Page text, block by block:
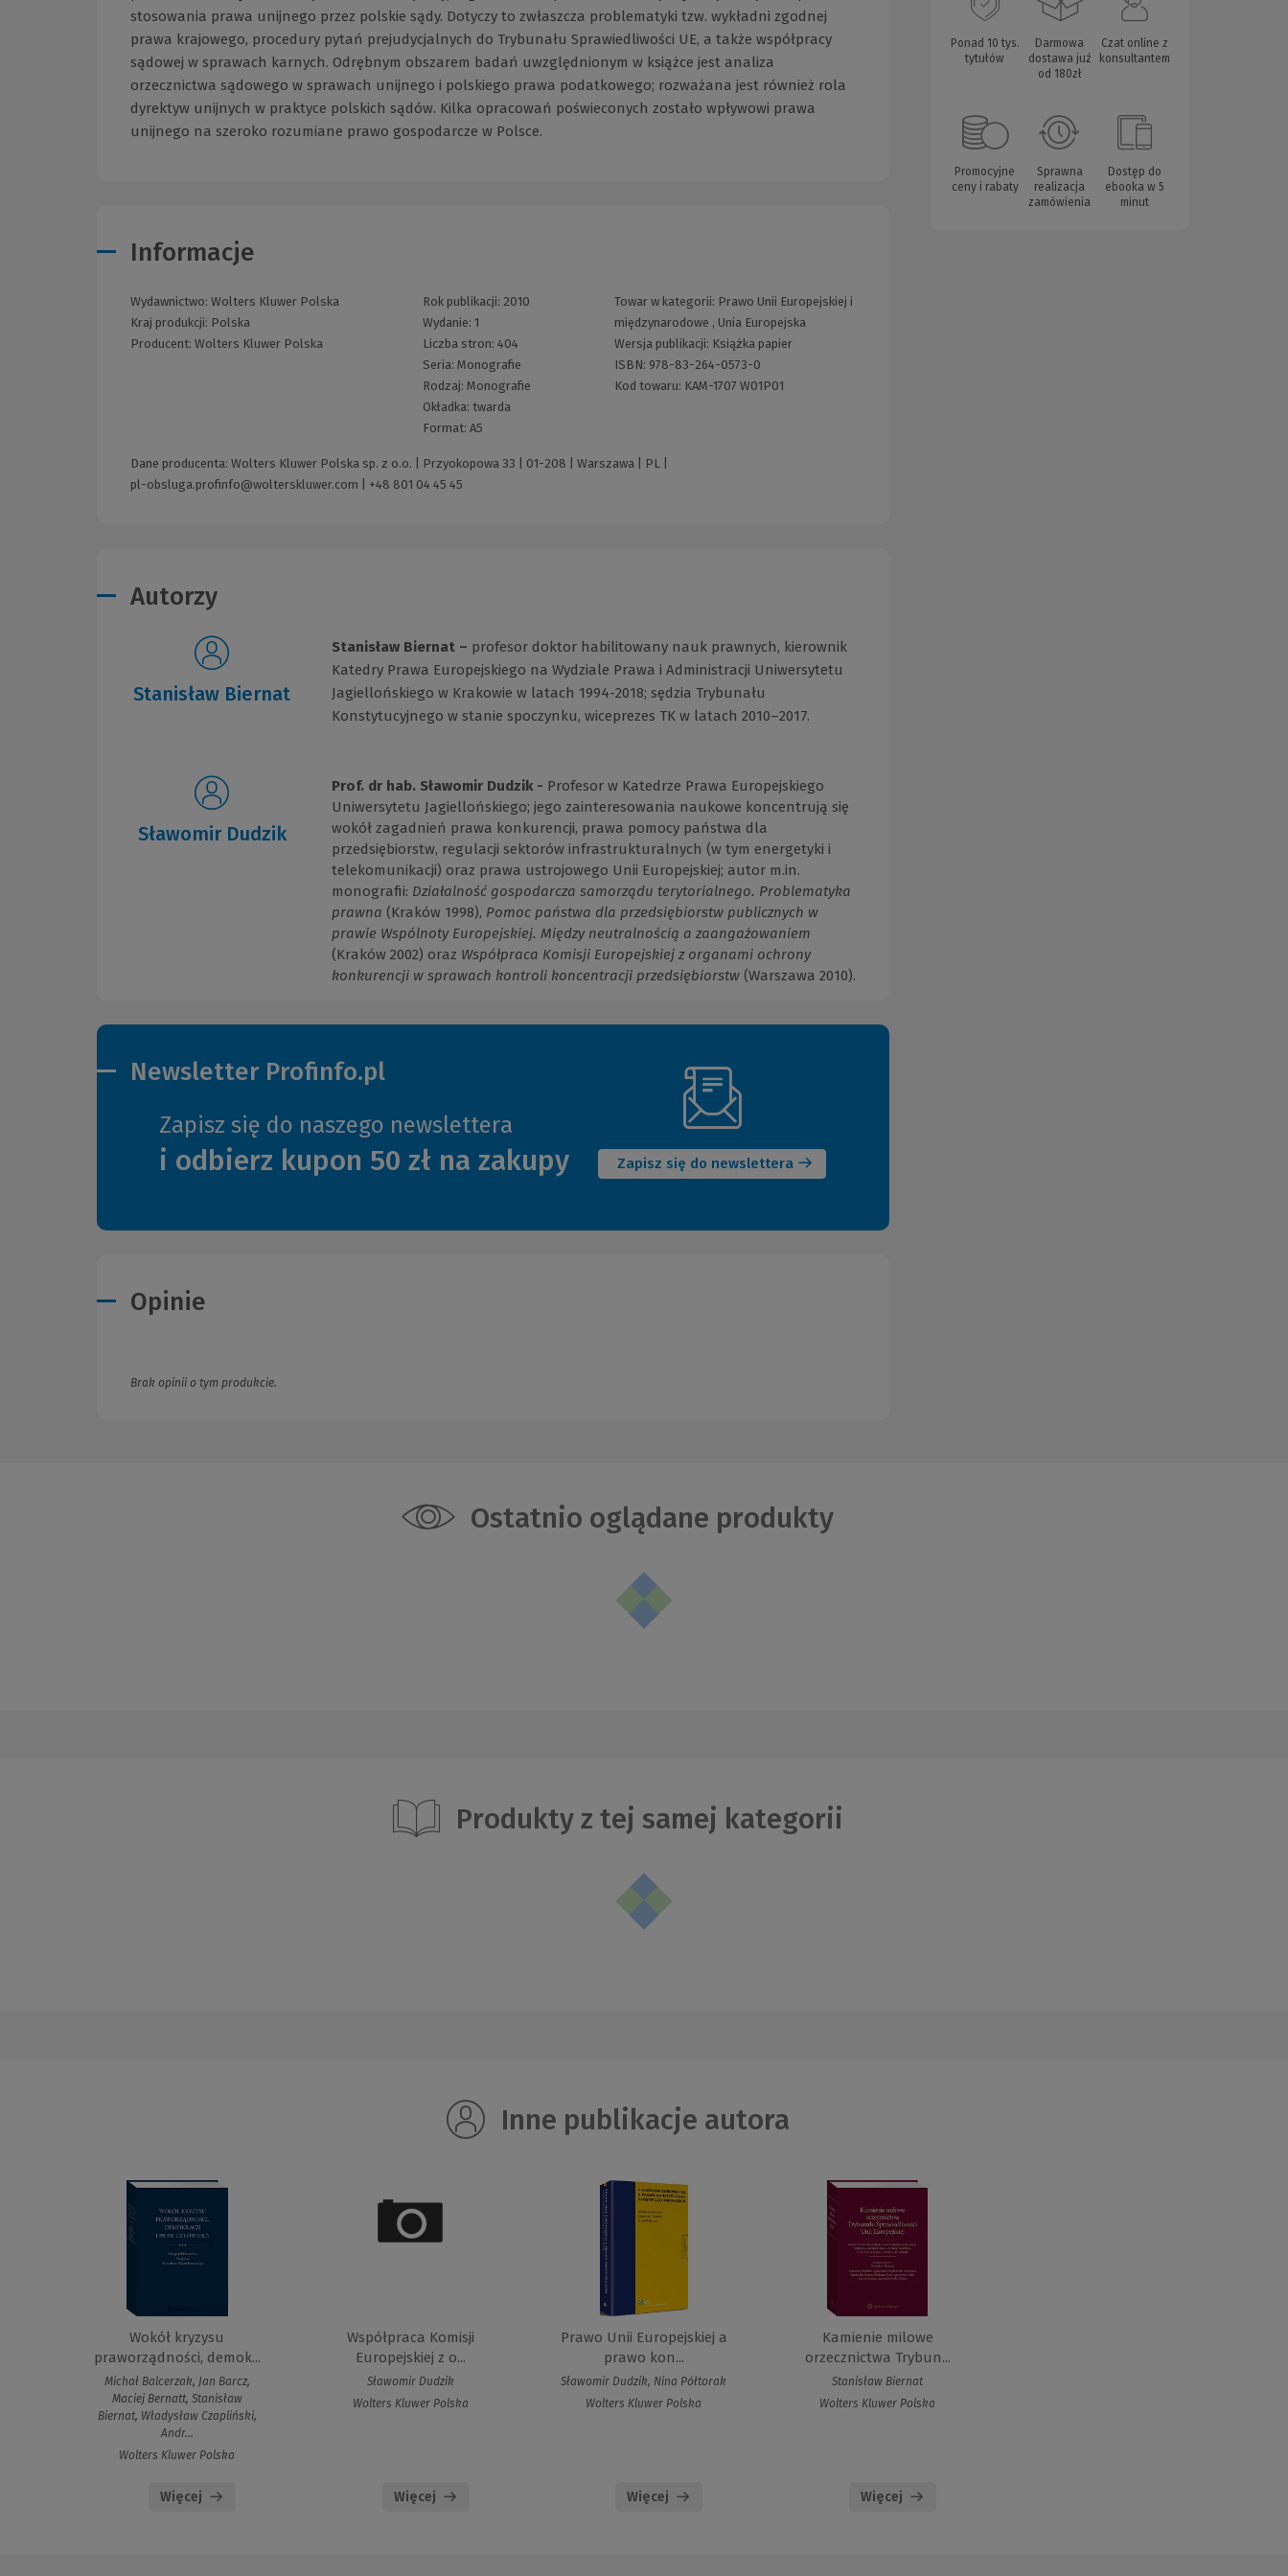
stosowania prawa unijnego przez polskie sądy. Dotyczy to zwłaszcza problematyki tzw. wykładni zgodnej
prawa krajowego, procedury pytań prejudycjalnych do Trybunału Sprawiedliwości UE, a także współpracy
sądowej w sprawach karnych. Odrębnym obszarem badań uwzględnionym w książce jest analiza
orzecznictwa sądowego w sprawach unijnego i polskiego prawa podatkowego; rozważana jest również rola
dyrektyw unijnych w praktyce polskich sądów. Kilka opracowań poświeconych zostało wpływowi prawa
unijnego na szeroko rozumiane prawo gospodarcze w Polsce.
Informacje
Wydawnictwo: Wolters Kluwer Polska
Kraj produkcji: Polska
Producent: Wolters Kluwer Polska
Rok publikacji: 2010
Wydanie: 1
Liczba stron: 404
Seria: Monografie
Rodzaj: Monografie
Okładka: twarda
Format: A5
Towar w kategorii: Prawo Unii Europejskiej i
międzynarodowe , Unia Europejska
Wersja publikacji: Książka papier
ISBN: 978-83-264-0573-0
Kod towaru: KAM-1707 W01P01
Dane producenta: Wolters Kluwer Polska sp. z o.o. | Przyokopowa 33 | 01-208 | Warszawa | PL |
pl-obsluga.profinfo@wolterskluwer.com
+48 801 04 45 45
Autorzy
Stanisław Biernat
Stanisław Biernat – profesor doktor habilitowany nauk prawnych, kierownik
Katedry Prawa Europejskiego na Wydziale Prawa i Administracji Uniwersytetu
Jagiellońskiego w Krakowie w latach 1994-2018; sędzia Trybunału
Konstytucyjnego w stanie spoczynku, wiceprezes TK w latach 2010–2017.
Sławomir Dudzik
Prof. dr hab. Sławomir Dudzik - Profesor w Katedrze Prawa Europejskiego
Uniwersytetu Jagiellońskiego; jego zainteresowania naukowe koncentrują się
wokół zagadnień prawa konkurencji, prawa pomocy państwa dla
przedsiębiorstw, regulacji sektorów infrastrukturalnych (w tym energetyki i
telekomunikacji) oraz prawa ustrojowego Unii Europejskiej; autor m.in.
monografii: Działalność gospodarcza samorządu terytorialnego. Problematyka
prawna (Kraków 1998), Pomoc państwa dla przedsiębiorstw publicznych w
prawie Wspólnoty Europejskiej. Między neutralnością a zaangażowaniem
(Kraków 2002) oraz Współpraca Komisji Europejskiej z organami ochrony
konkurencji w sprawach kontroli koncentracji przedsiębiorstw (Warszawa 2010).
Newsletter Profinfo.pl
Zapisz się do naszego newslettera
i odbierz kupon 50 zł na zakupy Zapisz się do newslettera
okno)
Opinie
Brak opinii o tym produkcie.
Ponad 10 tys.
tytułów
Darmowa
dostawa już
od 180zł
Czat online z
konsultantem
Promocyjne
ceny i rabaty
Sprawna
realizacja
zamówienia
Dostęp do
ebooka w 5
minut
Ostatnio oglądane produkty
Produkty z tej samej kategorii
Inne publikacje autora
Wokół kryzysu
praworządności, demok...
Michał Balcerzak, Jan Barcz,
Maciej Bernatt, Stanisław
Biernat, Władysław Czapliński,
Andr...
Wolters Kluwer Polska
Więcej
Współpraca Komisji
Europejskiej z o...
Sławomir Dudzik
Wolters Kluwer Polska
Więcej
Prawo Unii Europejskiej a
prawo kon...
Sławomir Dudzik, Nina Półtorak
Wolters Kluwer Polska
Więcej
Kamienie milowe
orzecznictwa Trybun...
Stanisław Biernat
Wolters Kluwer Polska
Więcej